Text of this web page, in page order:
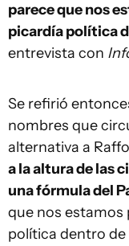
parece que nos
picardía política
entrevista con
Se refirió
nombres que
alternativa a
a la altura de las
una fórmula del
que nos estamos
política dentro de